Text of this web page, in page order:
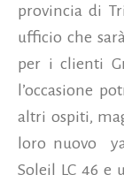
provincia di
ufficio che
per i clienti
l’occasione
altri ospiti,
loro nuovo
Soleil LC 46 e